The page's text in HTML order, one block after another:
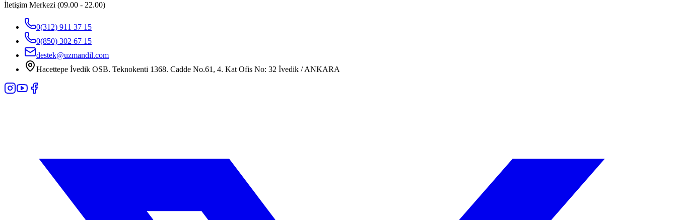
İletişim Merkezi (09.00 - 22.00)
0(312) 911 37 15
0(850) 302 67 15
destek@uzmandil.com
Hacettepe İvedik OSB. Teknokenti 1368. Cadde No.61, 4. Kat Ofis No: 32 İvedik / ANKARA